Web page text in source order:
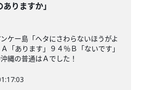
ありますか」
ケー島「ヘタにさわらないほうがよ
「あります」９４％Ｂ「ないです」
縄の普通はＡでした！